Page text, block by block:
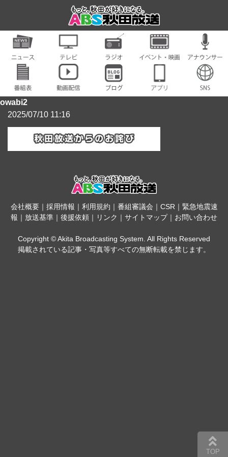
owabi2
2025/07/10 11:16
会社概要｜ 採用情報 ｜ 利用規約 ｜ 番組審議会 ｜ CSR｜ 緊急地震速
報 ｜ 放送基準 ｜ 後援依頼 ｜ リンク ｜ サイトマップ｜ お問い合わせ
Copyright © Akita Broadcasting System. All Rights Reserved
掲載されている記事・写真等すべての無断転載を禁じます。